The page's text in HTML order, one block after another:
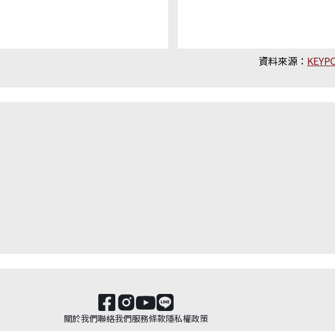
資料來源：
關於我們聯絡我們服務條款隱私權政策